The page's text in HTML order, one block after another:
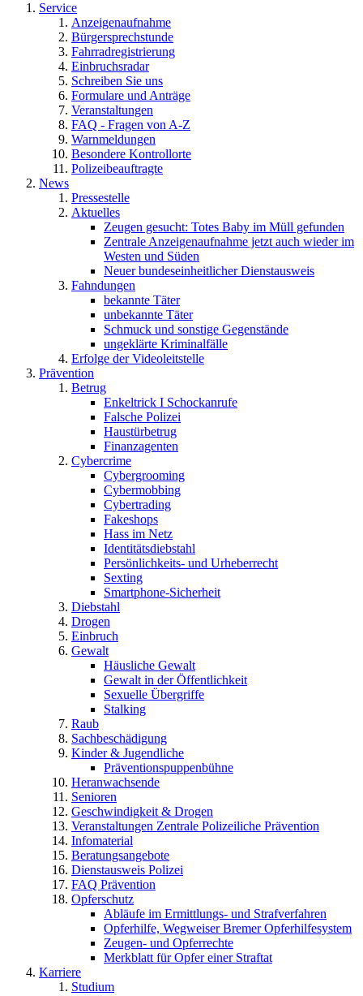
Service
Anzeigenaufnahme
Bürgersprechstunde
Fahrradregistrierung
Einbruchsradar
Schreiben Sie uns
Formulare und Anträge
Veranstaltungen
FAQ - Fragen von A-Z
Warnmeldungen
Besondere Kontrollorte
Polizeibeauftragte
News
Pressestelle
Aktuelles
Zeugen gesucht: Totes Baby im Müll gefunden
Zentrale Anzeigenaufnahme jetzt auch wieder im
Westen und Süden
Neuer bundeseinheitlicher Dienstausweis
Fahndungen
bekannte Täter
unbekannte Täter
Schmuck und sonstige Gegenstände
ungeklärte Kriminalfälle
Erfolge der Videoleitstelle
Prävention
Betrug
Enkeltrick I Schockanrufe
Falsche Polizei
Haustürbetrug
Finanzagenten
Cybercrime
Cybergrooming
Cybermobbing
Cybertrading
Fakeshops
Hass im Netz
Identitätsdiebstahl
Persönlichkeits- und Urheberrecht
Sexting
Smartphone-Sicherheit
Diebstahl
Drogen
Einbruch
Gewalt
Häusliche Gewalt
Gewalt in der Öffentlichkeit
Sexuelle Übergriffe
Stalking
Raub
Sachbeschädigung
Kinder & Jugendliche
Präventionspuppenbühne
Heranwachsende
Senioren
Geschwindigkeit & Drogen
Veranstaltungen Zentrale Polizeiliche Prävention
Infomaterial
Beratungsangebote
Dienstausweis Polizei
FAQ Prävention
Opferschutz
Abläufe im Ermittlungs- und Strafverfahren
Opferhilfe, Wegweiser Bremer Opferhilfesystem
Zeugen- und Opferrechte
Merkblatt für Opfer einer Straftat
Karriere
Studium